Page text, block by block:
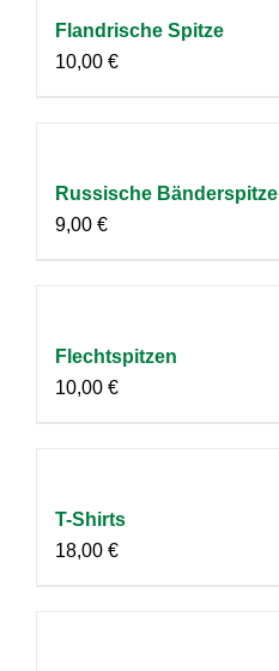
Flandrische Spitze
10,00 €
Russische Bänderspitze
9,00 €
Flechtspitzen
10,00 €
T-Shirts
18,00 €